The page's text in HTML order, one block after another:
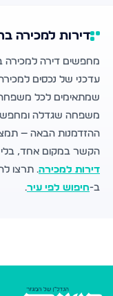
דירות למכירה
מחפשים דירה למכירה
עדכני של נכסים
שמתאימים לכל
משפחה שגדלה
ההזדמנות הבאה —
הקשר במקום אחד, בלי
דירות למכירה. תרצו
ב-חיפוש לפי עיר.